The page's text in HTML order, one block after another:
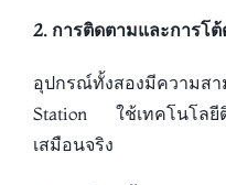
2. การติดตามและการโ
อุปกรณ์ทั้งสองมีความส
Station ใช้เทคโนโลยี
เสมือนจริง